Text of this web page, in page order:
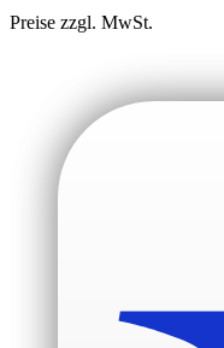
Preise zzgl. MwSt.